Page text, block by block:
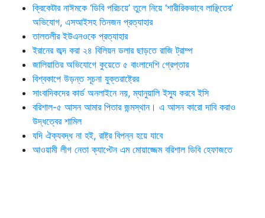
ক্রিকেটার নাঈমকে ‘ডিবি পরিচয়ে’ তুলে নিয়ে ‘শারীরিকভাবে লাঞ্ছিতের’
অভিযোগ, এসআইসহ তিনজন প্রত্যাহার
তালতলীর ইউএনওকে প্রত্যাহার
ইরানের জব্দ করা ২৪ বিলিয়ন ডলার ছাড়তে রাজি ট্রাম্প
জালিয়াতির অভিযোগে কুয়েতে ৫ বাংলাদেশি গ্রেপ্তার
বিশ্বকাপে উড়ন্ত সূচনা যুক্তরাষ্ট্রের
সাংবাদিকদের কার্ড অনলাইনে নয়, ম্যানুয়ালি ইস্যু করবে ইসি
বরিশাল-৫ আসন আমার পিতার জন্মস্থান। এ আসন কারো দাবি করাও
উদ্ধত্বের শামিল
যদি ঐক্যবদ্ধ না হই, রাষ্ট্র বিপন্ন হয়ে যাবে
আওয়ামী লীগ নেতা ক্যাপ্টেন এম মোয়াজ্জেম বরিশাল ডিবি হেফাজতে